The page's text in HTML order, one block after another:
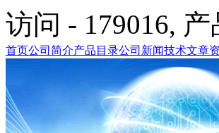
访问 - 179016,
首页公司简介产品目录公司新闻技术文章